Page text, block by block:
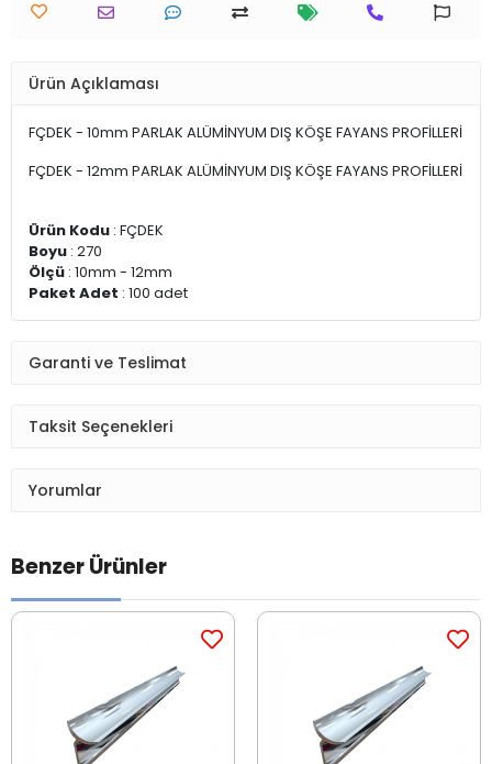
Ürün Açıklaması
FÇDEK - 10mm PARLAK ALÜMİNYUM DIŞ KÖŞE FAYANS PROFİLLERİ
FÇDEK - 12mm PARLAK ALÜMİNYUM DIŞ KÖŞE FAYANS PROFİLLERİ
Ürün Kodu : FÇDEK
Boyu : 270
Ölçü : 10mm - 12mm
Paket Adet : 100 adet
Garanti ve Teslimat
Taksit Seçenekleri
Yorumlar
Benzer Ürünler